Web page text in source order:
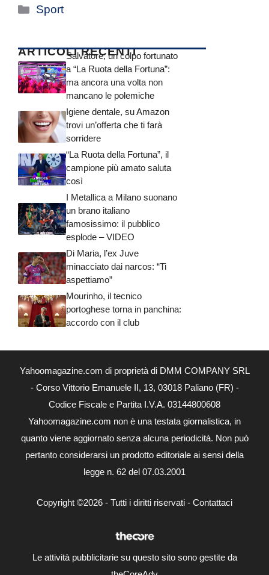
Categorie
Sport
ARTICOLI RECENTI
Salvatore, un colpo fortunato
a “La Ruota della Fortuna”:
ma ancora una volta non
mancano le polemiche
Igiene dentale, su Amazon
trovi un’offerta che ti farà
sorridere
“La Ruota della Fortuna”, il
campione più amato saluta
così
I Metallica a Milano suonano
un brano italiano
famosissimo: il pubblico
esplode – VIDEO
Di Maria, l’ex Juve
minacciato dai narcos: “Ti
aspettiamo”
Mourinho, il tecnico
portoghese torna in panchina:
accordo con il club
Yahoomagazine.com di proprietà di DMM COMPANY SRL
- Corso Vittorio Emanuele II, 13, 03018 Paliano (FR) -
Codice Fiscale e Partita I.V.A. 03144800608
Yahoomagazine.com non è una testata giornalistica, in
quanto viene aggiornato senza alcuna periodicità. Non può
pertanto considerarsi un prodotto editoriale ai sensi della
legge n. 62 del 07.03.2001
Copyright ©2026 - Tutti i diritti riservati - Contattaci
Le attività pubblicitarie su questo sito sono gestite da